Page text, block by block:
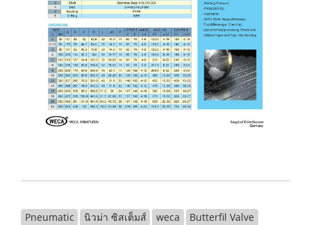
Pneumatic นิวม่า ซิสเต็มส์ weca
Butterfil Valve